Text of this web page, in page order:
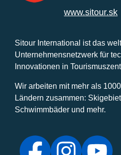
www.sitour.sk
Sitour International ist das
Unternehmensnetzwerk für
Innovationen in
Wir arbeiten mit mehr als
Ländern zusammen:
Schwimmbäder und mehr.